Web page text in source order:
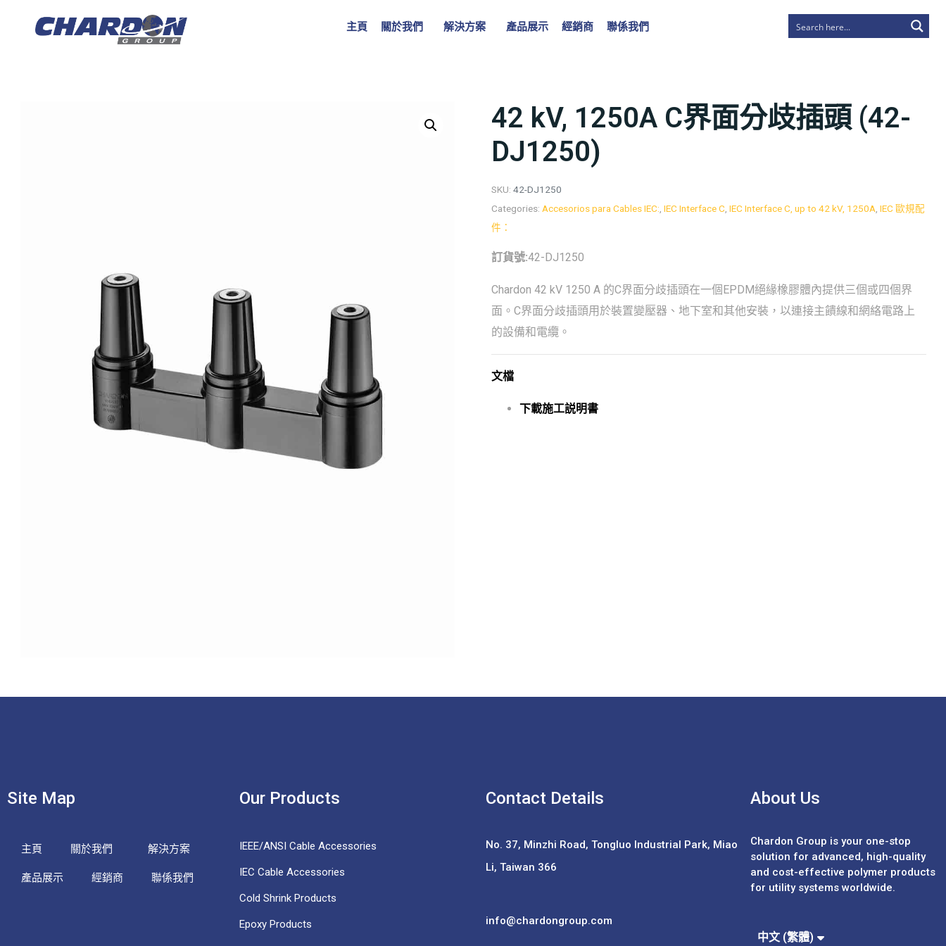
主頁 關於我們 解決方案 產品展示 經銷商 聯係我們
42 kV, 1250A C界面分歧插頭 (42-
DJ1250)
SKU: 42-DJ1250
Categories: Accesorios para Cables IEC: IEC Interface C IEC Interface C, up to 42 kV, 1250A IEC 歐規配
件：
訂貨號:42-DJ1250
Chardon 42 kV 1250 A 的C界面分歧插頭在一個EPDM絕緣橡膠體內提供三個或四個界
面。C界面分歧插頭用於裝置變壓器、地下室和其他安裝，以連接主饋線和網絡電路上
的設備和電纜。
文檔
下載施工説明書
Site Map
主頁 關於我們 解決方案
產品展示 經銷商 聯係我們
Our Products
IEEE/ANSI Cable Accessories
IEC Cable Accessories
Cold Shrink Products
Epoxy Products
Contact Details
No. 37, Minzhi Road, Tongluo Industrial Park, Miao
Li, Taiwan 366
info@chardongroup.com
About Us
Chardon Group is your one-stop
solution for advanced, high-quality
and cost-effective polymer products
for utility systems worldwide.
中文 (繁體)
Español
English